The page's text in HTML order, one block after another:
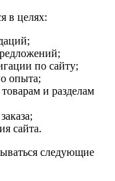
в целях:
по сайту;
опыта;
и разделам
сайта.
следующие